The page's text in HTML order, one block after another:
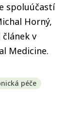
spoluúčastí
Horný,
v
Medicine.
péče